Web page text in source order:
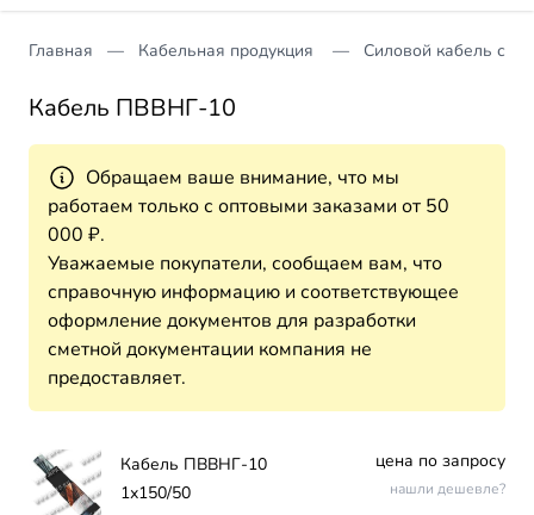
Главная Кабельная продукция Силовой кабель с
Кабель ПВВНГ-10
Обращаем ваше внимание, что мы
работаем только с оптовыми заказами от 50
000 ₽.
Уважаемые покупатели, сообщаем вам, что
справочную информацию и соответствующее
оформление документов для разработки
сметной документации компания не
предоставляет.
Кабель ПВВНГ-10
1х150/50
цена по запросу
нашли дешевле?